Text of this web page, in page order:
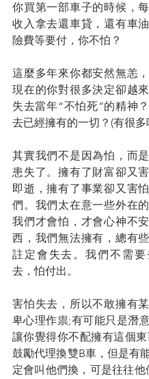
你買第一部車子的時候，
收入拿去還車貸，還有車
險費等要付，你不怕？
這麼多年來你都安然無恙
現在的你對很多決定卻越
失去當年“不怕死”的精神
去已經擁有的一切？(有很多
其實我們不是因為怕，而
患失了。擁有了財富卻又
即逝，擁有了事業卻又害
們。我們太在意一些外在
我們才會怕，才會心神不
西，我們無法擁有，總有
註定會失去。我們不需要
去，怕付出。
害怕失去，所以不敢擁有
卑心理作祟;有可能只是潛
讓你覺得你不配擁有這個
鼓勵代理換雙B車，但是有
定會叫他們換，可是往往他